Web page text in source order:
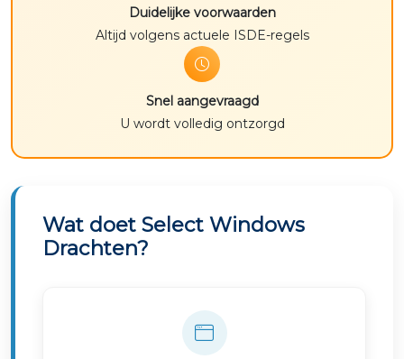
Duidelijke voorwaarden
Altijd volgens actuele ISDE-regels
Snel aangevraagd
U wordt volledig ontzorgd
Wat doet Select Windows
Drachten?